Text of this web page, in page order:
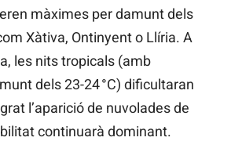
màximes per damunt dels
Xàtiva, Ontinyent o Llíria. A
les nits tropicals (amb
dels 23-24 °C) dificultaran
l’aparició de nuvolades de
continuarà dominant.